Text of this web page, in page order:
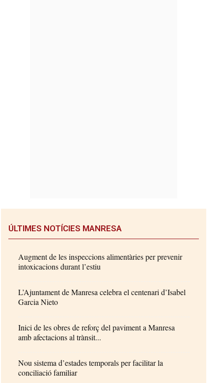
ÚLTIMES NOTÍCIES MANRESA
Augment de les inspeccions alimentàries per prevenir
intoxicacions durant l’estiu
L’Ajuntament de Manresa celebra el centenari d’Isabel
Garcia Nieto
Inici de les obres de reforç del paviment a Manresa
amb afectacions al trànsit...
Nou sistema d’estades temporals per facilitar la
conciliació familiar